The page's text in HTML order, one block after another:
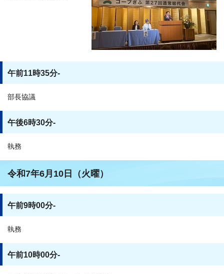
午前11時35分-
部長協議
午後6時30分-
執務
令和7年6月10日（火曜）
午前9時00分-
執務
午前10時00分-